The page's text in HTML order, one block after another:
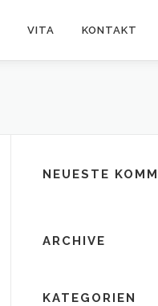
VITA KONTAKT
NEUESTE
ARCHIVE
KATEGORIEN